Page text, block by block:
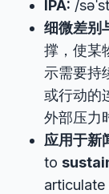
IPA: /
细微差别
撑，使某
示需要持
或行动的
外部压力
应用于新
to